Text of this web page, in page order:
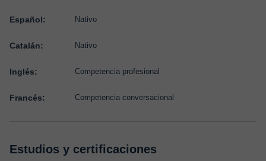
Español: Nativo
Catalán: Nativo
Inglés: Competencia profesional
Francés: Competencia conversacional
Estudios y certificaciones